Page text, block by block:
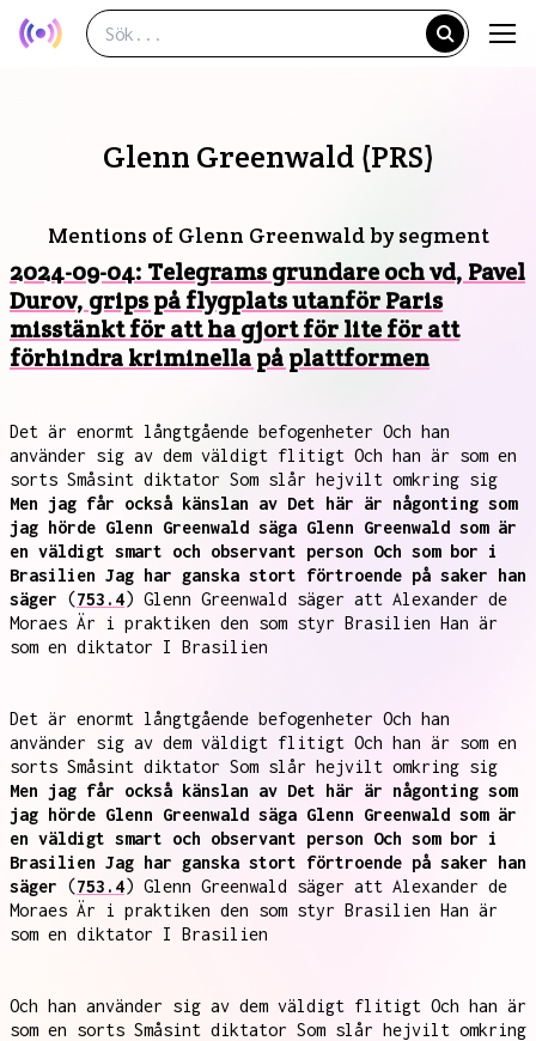
Glenn Greenwald (PRS)
Mentions of Glenn Greenwald by segment
2024-09-04: Telegrams grundare och vd, Pavel
Durov, grips på flygplats utanför Paris
misstänkt för att ha gjort för lite för att
förhindra kriminella på plattformen
Det är enormt långtgående befogenheter Och han
använder sig av dem väldigt flitigt Och han är som en
sorts Småsint diktator Som slår hejvilt omkring sig
Men jag får också känslan av Det här är någonting som
jag hörde Glenn Greenwald säga Glenn Greenwald som är
en väldigt smart och observant person Och som bor i
Brasilien Jag har ganska stort förtroende på saker han
säger (753.4) Glenn Greenwald säger att Alexander de
Moraes Är i praktiken den som styr Brasilien Han är
som en diktator I Brasilien
Det är enormt långtgående befogenheter Och han
använder sig av dem väldigt flitigt Och han är som en
sorts Småsint diktator Som slår hejvilt omkring sig
Men jag får också känslan av Det här är någonting som
jag hörde Glenn Greenwald säga Glenn Greenwald som är
en väldigt smart och observant person Och som bor i
Brasilien Jag har ganska stort förtroende på saker han
säger (753.4) Glenn Greenwald säger att Alexander de
Moraes Är i praktiken den som styr Brasilien Han är
som en diktator I Brasilien
Och han använder sig av dem väldigt flitigt Och han är
som en sorts Småsint diktator Som slår hejvilt omkring